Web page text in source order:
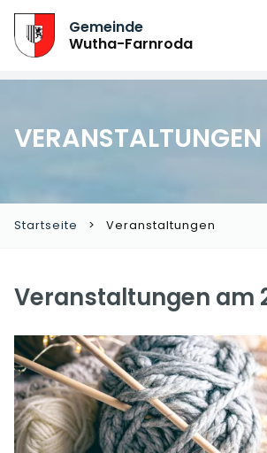
Gemeinde
Wutha-Farnroda
VERANSTALTUNGEN
Startseite Veranstaltungen
Veranstaltungen am